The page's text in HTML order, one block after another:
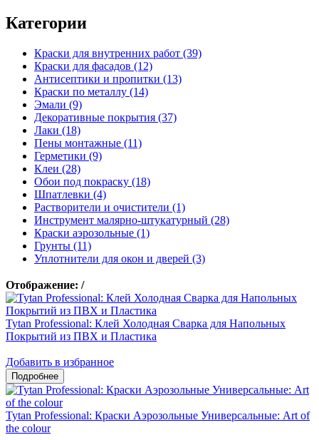
Категории
Краски для внутренних работ (39)
Краски для фасадов (12)
Антисептики и пропитки (13)
Краски по металлу (14)
Эмали (9)
Декоративные покрытия (37)
Лаки (18)
Пены монтажные (11)
Герметики (9)
Клеи (28)
Обои под покраску (18)
Шпатлевки (4)
Растворители и очистители (1)
Инструмент малярно-штукатурный (28)
Краски аэрозольные (1)
Грунты (11)
Уплотнители для окон и дверей (3)
Отображение: /
Tytan Professional: Клей Холодная Сварка для Напольных
Покрытий из ПВХ и Пластика
Добавить в избранное
Tytan Professional: Краски Аэрозольные Универсальные: Art of
the colour